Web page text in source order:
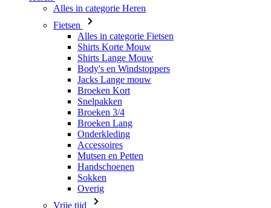
Shirts Lange Mouw
Body's en Windstoppers
Jacks Lange mouw
Broeken Kort
Snelpakken
Broeken 3/4
Broeken Lang
Onderkleding
Accessoires
Mutsen en Petten
Handschoenen
Sokken
Overig
Vrije tijd
Alles in categorie Vrije tijd
T-shirts
Hoodie
Mutsen en Petten